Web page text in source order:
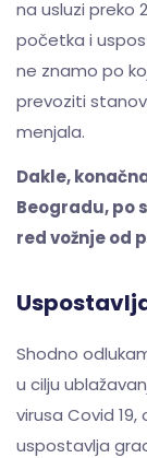
na usluzi preko
početka i
ne znamo po
prevoziti
menjala.
Dakle,
Beogradu, po
red vožnje od
Shodno
u cilju
virusa Covid
uspostavlja